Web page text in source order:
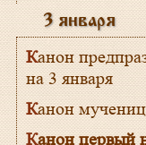
3 января
Канон предпразднству Рождества Христова
на 3 января
Канон
Канон первый на преставление святителя